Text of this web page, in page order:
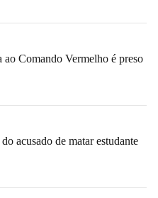
ao Comando Vermelho é preso
acusado de matar estudante